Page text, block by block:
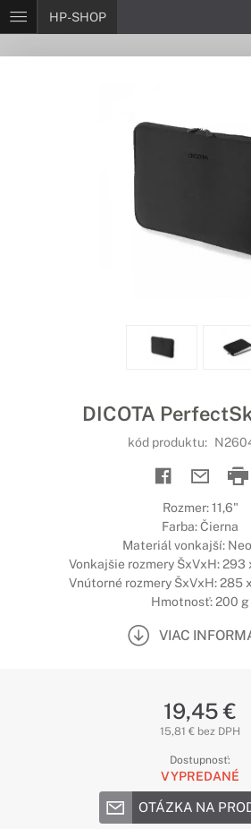
HP-SHOP
DICOTA
kód produktu:
Rozmer: 11,6"
Farba: Čierna
Materiál vonkajší:
Vonkajšie rozmery ŠxVxH: 293
Vnútorné rozmery ŠxVxH: 285
Hmotnosť: 200 g
VIAC
19,45 €
15,81 € bez DPH
Dostupnosť:
VYPREDANÉ
OTÁZKA NA